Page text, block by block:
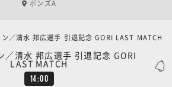
ボンズA
14:00
／清水 邦広選手 引退記念 GORI
LAST MATCH
清水 邦広選手 引退記念 GORI LAST MATCH